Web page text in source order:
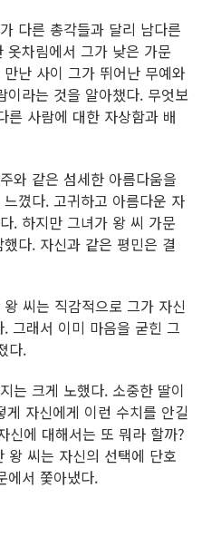
다른 총각들과 달리 남다른
옷차림에서 그가 낮은 가문
난 사이 그가 뛰어난 무예와
라는 것을 알아챘다. 무엇보
른 사람에 대한 자상함과 배
와 같은 섬세한 아름다움을
꼈다. 고귀하고 아름다운 자
. 하지만 그녀가 왕 씨 가문
다. 자신과 같은 평민은 결
씨는 직감적으로 그가 자신
그래서 이미 마음을 굳힌 그
다.
는 크게 노했다. 소중한 딸이
자신에게 이런 수치를 안길
신에 대해서는 또 뭐라 할까?
왕 씨는 자신의 선택에 단호
에서 쫓아냈다.